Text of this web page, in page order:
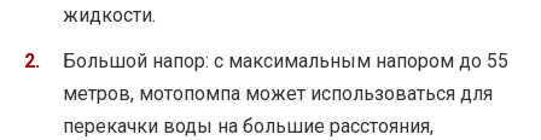
жидкости.
Большой напор: с максимальным напором до 55
метров, мотопомпа может использоваться для
перекачки воды на большие расстояния,